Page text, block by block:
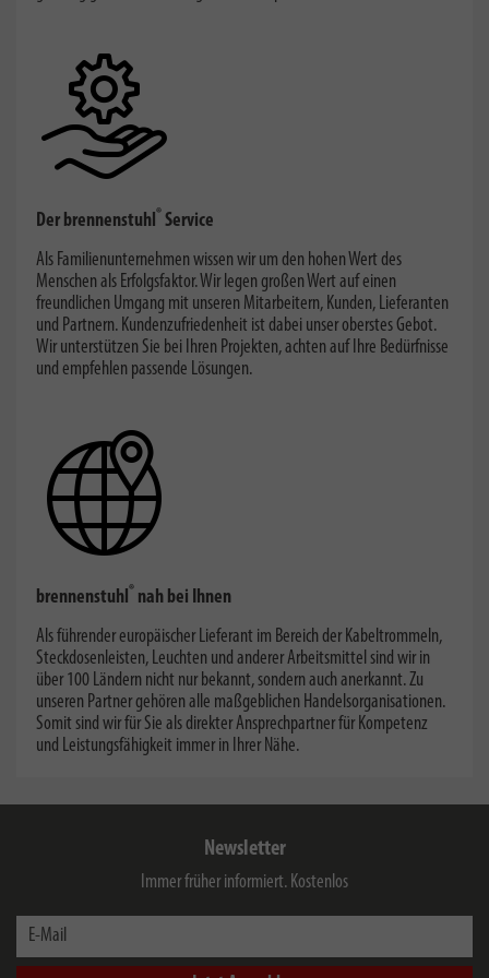
Der brennenstuhl® Service
Als Familienunternehmen wissen wir um den hohen Wert des
Menschen als Erfolgsfaktor. Wir legen großen Wert auf einen
freundlichen Umgang mit unseren Mitarbeitern, Kunden, Lieferanten
und Partnern. Kundenzufriedenheit ist dabei unser oberstes Gebot.
Wir unterstützen Sie bei Ihren Projekten, achten auf Ihre Bedürfnisse
und empfehlen passende Lösungen.
brennenstuhl® nah bei Ihnen
Als führender europäischer Lieferant im Bereich der Kabeltrommeln,
Steckdosenleisten, Leuchten und anderer Arbeitsmittel sind wir in
über 100 Ländern nicht nur bekannt, sondern auch anerkannt. Zu
unseren Partner gehören alle maßgeblichen Handelsorganisationen.
Somit sind wir für Sie als direkter Ansprechpartner für Kompetenz
und Leistungsfähigkeit immer in Ihrer Nähe.
Newsletter
Immer früher informiert. Kostenlos
E-Mail